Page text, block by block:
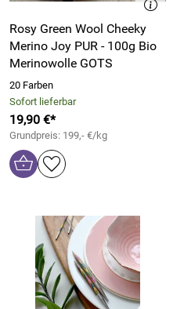
Rosy Green Wool Cheeky
Merino Joy PUR - 100g Bio
Merinowolle GOTS
20 Farben
Sofort lieferbar
19,90 €*
Grundpreis: 199,- €/kg